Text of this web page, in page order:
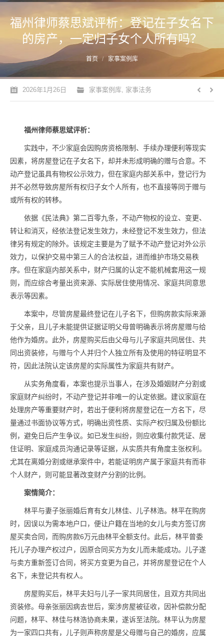
福州律师蔡思斌评析：登记在子女名下
的房产，一定归子女个人所有吗？
您的位置： 首页 家事案例库
2026年1月26日 家事案例库, 家事法务
福州律师蔡思斌评析：
实践中，不少家庭会因购房资格限制、手续办理便利等现实
因素，将房屋登记在子女名下，却并未形成明确的赠与合意。不
动产登记虽具有物权公示效力，但在家庭内部关系中，登记行为
并不必然导致房屋所有权归子女个人所有，也不直接等同于赠与
或所有权的转移。
依据《民法典》第二百零九条，不动产物权的设立、变更、
转让和消灭，经依法登记发生效力，未经登记不发生效力，但法
律另有规定的除外。该规定主要是为了赋予不动产登记对外公示
效力，以保护交易中第三人的合法权益，进而维护市场交易秩
序。但在家庭内部关系中，财产归属的认定不能机械套用这一规
则，而应综合考量出资来源、实际居住使用情况、家庭共同意思
表示等因素。
本案中，尽管房屋最终登记在儿子名下，但购房款实际来源
于父亲，且儿子未能提供证据证明父母曾明确表示将房屋赠与给
他作为婚房。此外，房屋购买后由父母与儿子家庭共同居住、共
同出资装修，与赠与个人并归个人独立所有及使用的特征明显不
符，因此法院认定该房屋的实际属性为家庭共有财产。
从实务角度看，本案也提示当事人，在涉及婚姻财产分割或
家庭财产纠纷时，不动产登记并非唯一的认定依据。建议家庭在
处理房产等重要财产时，若出于便利将房屋登记在一方名下，尽
量通过书面协议等方式，明确出资性质、实际产权归属及份额比
例，避免日后产生争议。如已发生纠纷，则应收集付款凭证、居
住证明、家庭成员沟通记录等证据，从实质共有角度主张权利。
尤其在离婚分割或继承案件中，若能证明房产属于家庭共有而非
个人财产，则可能显著改变财产分割的比例。
案情简介：
林平与妻子张丽婚后育有女儿林佳、儿子林浩。林平在购房
时，因误以为需本地户口，便让户籍在当地的女儿与卖方签订房
屋买卖合同，而购房款6万元由林平全额支付。此后，林平曾委
托儿子办理产权过户，因原合同买方为女儿而未能成功。儿子遂
与卖方重新签订合同，将买方变更为自己，并将房屋登记在个人
名下，未登记共有权人。
房屋购买后，林平夫妇与儿子一家共同居住，且双方共同出
资装修。母亲张丽因病去世后，案涉房屋被征收，因补偿款分配
问题，林平、林佳与林浩协商未果，遂诉至法院。林平认为房屋
为一家四口共有，儿子则声称房屋是父母赠与自己的婚房，应属